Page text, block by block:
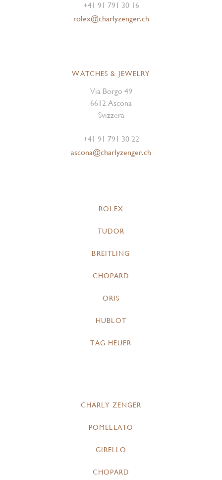
+41 91 791 30 16
rolex@charlyzenger.ch
WATCHES & JEWELRY
Via Borgo 49
6612 Ascona
Svizzera
+41 91 791 30 22
ascona@charlyzenger.ch
ROLEX
TUDOR
BREITLING
CHOPARD
ORIS
HUBLOT
TAG HEUER
CHARLY ZENGER
POMELLATO
GIRELLO
CHOPARD